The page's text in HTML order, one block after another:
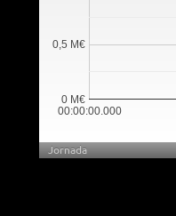
00:00:00.000
0 M€
0,5 M€
Jornada